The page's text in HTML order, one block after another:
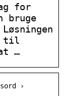
for
bruge
til
…
›